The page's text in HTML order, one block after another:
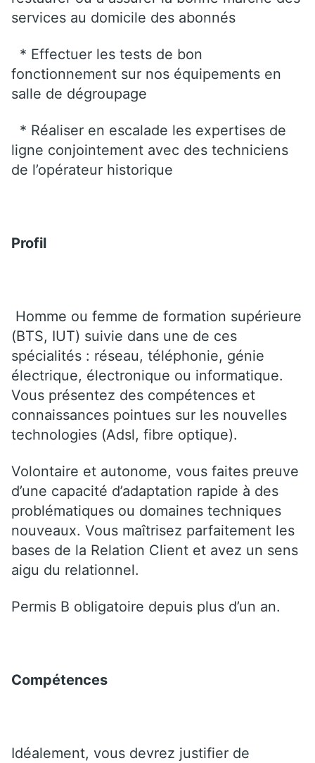
services au domicile des abonnés
* Effectuer les tests de bon
fonctionnement sur nos équipements en
salle de dégroupage
* Réaliser en escalade les expertises de
ligne conjointement avec des techniciens
de l’opérateur historique
Profil
Homme ou femme de formation supérieure
(BTS, IUT) suivie dans une de ces
spécialités : réseau, téléphonie, génie
électrique, électronique ou informatique.
Vous présentez des compétences et
connaissances pointues sur les nouvelles
technologies (Adsl, fibre optique).
Volontaire et autonome, vous faites preuve
d’une capacité d’adaptation rapide à des
problématiques ou domaines techniques
nouveaux. Vous maîtrisez parfaitement les
bases de la Relation Client et avez un sens
aigu du relationnel.
Permis B obligatoire depuis plus d’un an.
Compétences
Idéalement, vous devrez justifier de